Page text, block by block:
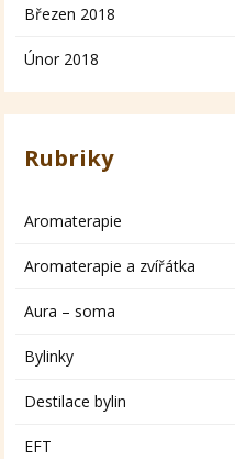
Březen 2018
Únor 2018
Rubriky
Aromaterapie
Aromaterapie a zvířátka
Aura – soma
Bylinky
Destilace bylin
EFT